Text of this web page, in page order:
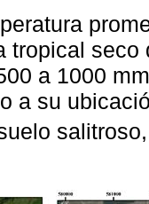
tropical
a 1000
a su